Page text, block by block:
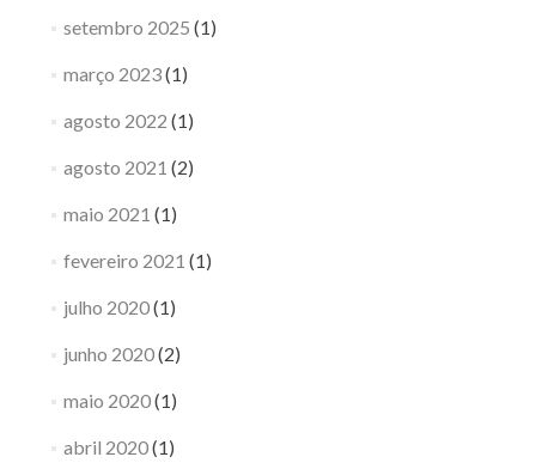
setembro 2025 (1)
março 2023(1)
agosto 2022 (1)
agosto 2021 (2)
maio 2021 (1)
fevereiro 2021 (1)
julho 2020(1)
junho 2020(2)
maio 2020(1)
abril 2020(1)